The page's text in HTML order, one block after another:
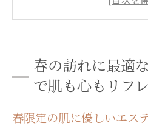
メリット
エステで得られる春
は
春の訪れに最適
で肌も心もリフ
春限定の肌に優しいエス